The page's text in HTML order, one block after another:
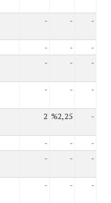
- - -
- -
-
- - -
- - -
2 %2,25 -
- -
-
- - -
- - -